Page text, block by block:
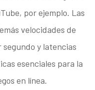
por ejemplo. Las
velocidades de
segundo y latencias
esenciales para la
en línea.